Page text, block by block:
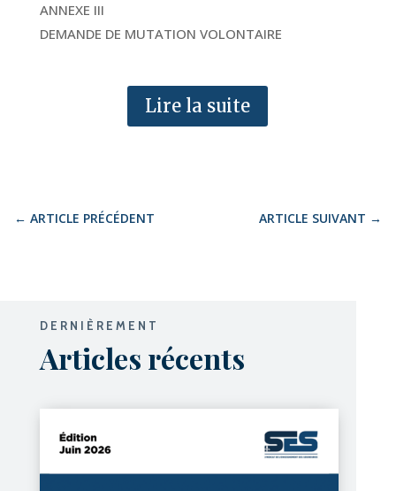
ANNEXE III
DEMANDE DE MUTATION VOLONTAIRE
Lire la suite
← ARTICLE PRÉCÉDENT ARTICLE SUIVANT →
DERNIÈREMENT
Articles récents